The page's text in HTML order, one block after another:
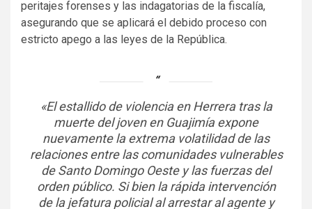
peritajes forenses y las indagatorias de la fiscalía,
asegurando que se aplicará el debido proceso con
estricto apego a las leyes de la República.
«El estallido de violencia en Herrera tras la
muerte del joven en Guajimía expone
nuevamente la extrema volatilidad de las
relaciones entre las comunidades vulnerables
de Santo Domingo Oeste y las fuerzas del
orden público. Si bien la rápida intervención
de la jefatura policial al arrestar al agente y